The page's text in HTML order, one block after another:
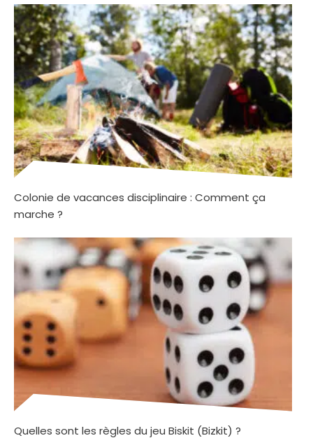
Colonie de vacances disciplinaire : Comment ça
marche ?
Quelles sont les règles du jeu Biskit (Bizkit) ?